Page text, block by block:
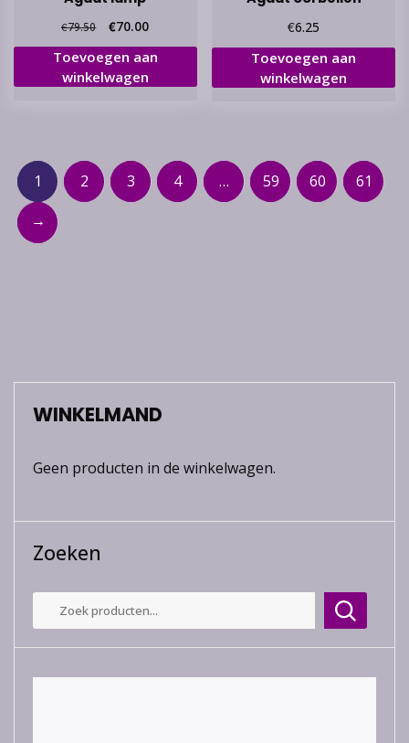
€79.50
Oorspronkelijke
prijs
was:
€79.50.
€70.00Huidige
prijs
is:
Toevoegen aan
winkelwagen
€6.25
Toevoegen aan
winkelwagen
1 2 3 4 … 59 60
61
→
WINKELMAND
Geen producten in de winkelwagen.
Zoeken